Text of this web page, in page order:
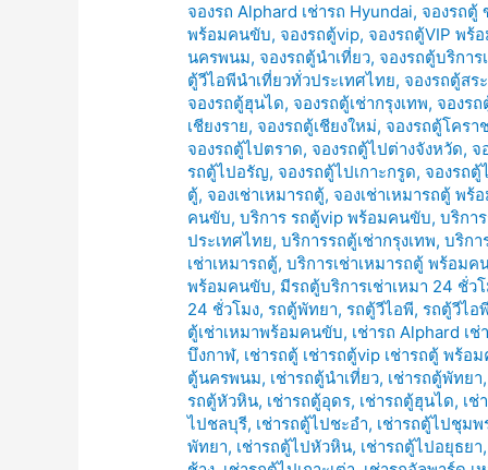
จองรถ Alphard เช่ารถ Hyundai, จองรถตู้
พร้อมคนขับ, จองรถตู้vip, จองรถตู้VIP พร้
นครพนม, จองรถตู้นำเที่ยว, จองรถตู้บริการ
ตู้วีไอพีนำเที่ยวทั่วประเทศไทย, จองรถตู้สร
จองรถตู้ฮุนได, จองรถตู้เช่ากรุงเทพ, จองร
เชียงราย, จองรถตู้เชียงใหม่, จองรถตู้โครา
จองรถตู้ไปตราด, จองรถตู้ไปต่างจังหวัด, จ
รถตู้ไปอรัญ, จองรถตู้ไปเกาะกรูด, จองรถตู้
ตู้, จองเช่าเหมารถตู้, จองเช่าเหมารถตู้ พร้
คนขับ,บริการ รถตู้vip พร้อมคนขับ,บริกา
ประเทศไทย,บริการรถตู้เช่ากรุงเทพ,บริกา
เช่าเหมารถตู้,บริการเช่าเหมารถตู้ พร้อมค
พร้อมคนขับ, มีรถตู้บริการเช่าเหมา 24 ชั่ว
24 ชั่วโมง, รถตู้พัทยา, รถตู้วีไอพี, รถตู้วีไอ
ตู้เช่าเหมาพร้อมคนขับ, เช่ารถ Alphard เ
บึงกาฬ, เช่ารถตู้ เช่ารถตู้vip เช่ารถตู้ พร้อ
ตู้นครพนม, เช่ารถตู้นำเที่ยว, เช่ารถตู้พัทยา
รถตู้หัวหิน, เช่ารถตู้อุดร, เช่ารถตู้ฮุนได, เช่
ไปชลบุรี, เช่ารถตู้ไปชะอำ, เช่ารถตู้ไปชุมพ
พัทยา, เช่ารถตู้ไปหัวหิน, เช่ารถตู้ไปอยุธยา